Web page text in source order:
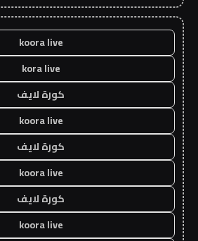
koora live
kora live
كورة لايف
koora live
كورة لايف
koora live
كورة لايف
koora live